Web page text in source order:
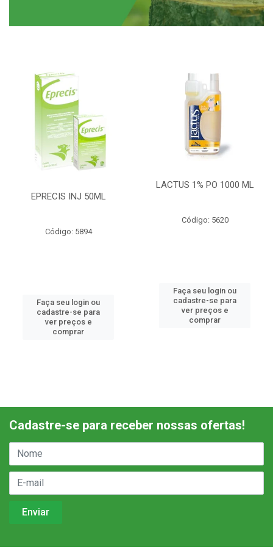
EPRECIS INJ 50ML
Código: 5894
Faça seu login ou
cadastre-se para
ver preços e
comprar
LACTUS 1% PO 1000 ML
Código: 5620
Faça seu login ou
cadastre-se para
ver preços e
comprar
Cadastre-se para receber nossas ofertas!